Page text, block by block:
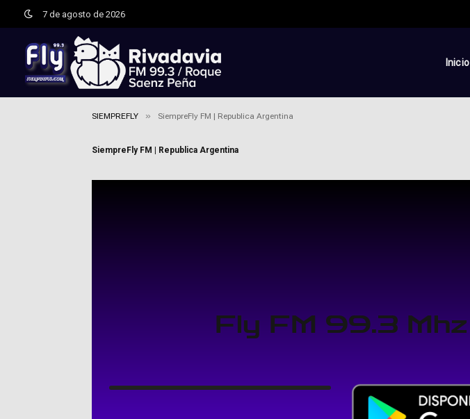
7 de agosto de 2026
Inicio
SIEMPREFLY » SiempreFly FM | Republica Argentina
SiempreFly FM | Republica Argentina
Fly FM 99.3 Mhz